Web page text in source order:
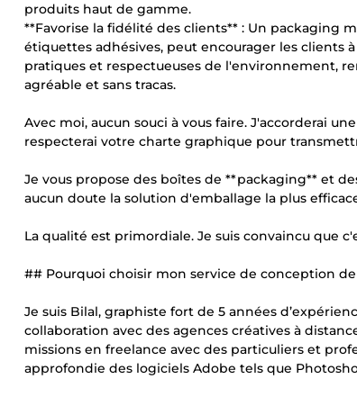
produits haut de gamme.
**Favorise la fidélité des clients** : Un packaging
étiquettes adhésives, peut encourager les clients
pratiques et respectueuses de l'environnement,
agréable et sans tracas.
Avec moi, aucun souci à vous faire. J'accorderai
respecterai votre charte graphique pour
Je vous propose des boîtes de **packaging** et
aucun doute la solution d'emballage la plus
La qualité est primordiale. Je suis convaincu que
## Pourquoi choisir mon service de conception
Je suis Bilal, graphiste fort de 5 années
collaboration avec des agences créatives à
missions en freelance avec des particuliers et
approfondie des logiciels Adobe tels que